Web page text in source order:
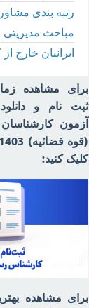
رتبه بندی
مباحث مدیریتی
ایرانیان خارج
برای مشاهده
ثبت نام و
آزمون
کلیک کنید:
برای مشاهده